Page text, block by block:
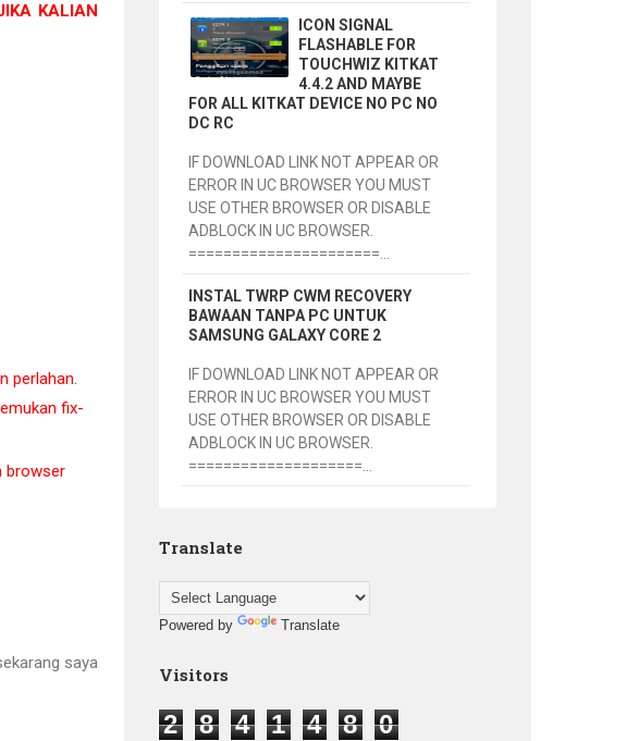
KALIAN
perlahan.
fix-
browser
saya
ICON SIGNAL
FLASHABLE FOR
TOUCHWIZ KITKAT
4.4.2 AND MAYBE
FOR ALL KITKAT DEVICE NO PC NO
DC RC
IF DOWNLOAD LINK NOT APPEAR OR
ERROR IN UC BROWSER YOU MUST
USE OTHER BROWSER OR DISABLE
ADBLOCK IN UC BROWSER.
======================...
INSTAL TWRP CWM RECOVERY
BAWAAN TANPA PC UNTUK
SAMSUNG GALAXY CORE 2
IF DOWNLOAD LINK NOT APPEAR OR
ERROR IN UC BROWSER YOU MUST
USE OTHER BROWSER OR DISABLE
ADBLOCK IN UC BROWSER.
====================...
Translate
Powered by Translate
Visitors
2 8 4 1 4 8 0